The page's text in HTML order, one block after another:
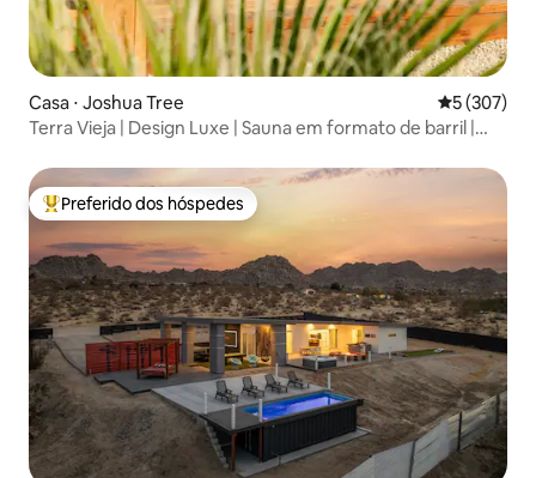
Casa ⋅ Joshua Tree 5 de uma
5 (307)
Terra Vieja | Design Luxe | Sauna em formato de barril |
Entre os melhores preferidos dos hóspedes
Preferido dos hóspedes